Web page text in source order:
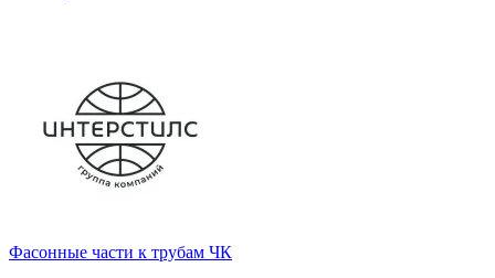
Фасонные части к трубам ЧК